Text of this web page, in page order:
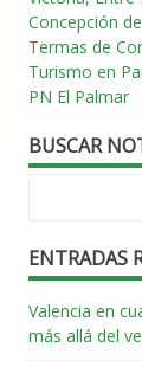
Concepción
Termas de
Turismo en
PN El Palmar
BUSCAR
ENTRADAS
Valencia en
más allá del